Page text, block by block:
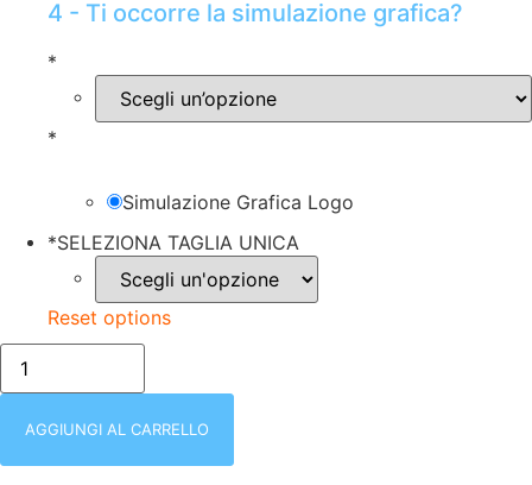
4 - Ti occorre la simulazione grafica?
*
*
Simulazione Grafica Logo
*SELEZIONA TAGLIA UNICA
Reset options
20456
LECRER
NERO
IN
AGGIUNGI AL CARRELLO